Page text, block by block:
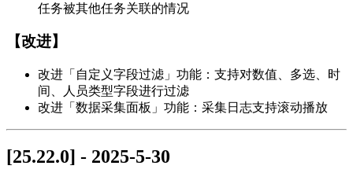
任务被其他任务关联的情况
【改进】
改进「自定义字段过滤」功能：支持对数值、多选、时
间、人员类型字段进行过滤
改进「数据采集面板」功能：采集日志支持滚动播放
[25.22.0] - 2025-5-30